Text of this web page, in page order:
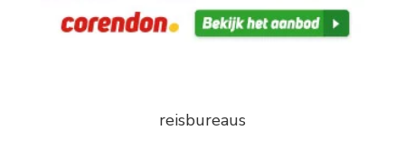
reisbureaus